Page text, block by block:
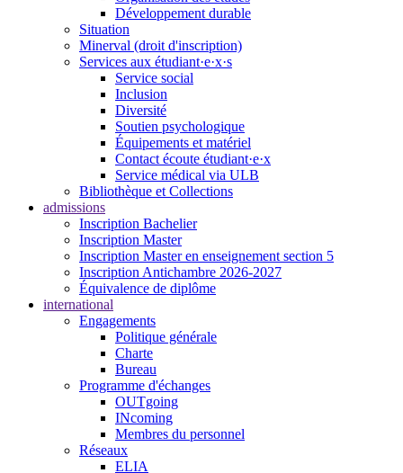
Développement durable
Situation
Minerval (droit d'inscription)
Services aux étudiant·e·x·s
Service social
Inclusion
Diversité
Soutien psychologique
Équipements et matériel
Contact écoute étudiant·e·x
Service médical via ULB
Bibliothèque et Collections
admissions
Inscription Bachelier
Inscription Master
Inscription Master en enseignement section 5
Inscription Antichambre 2026-2027
Équivalence de diplôme
international
Engagements
Politique générale
Charte
Bureau
Programme d'échanges
OUTgoing
INcoming
Membres du personnel
Réseaux
ELIA